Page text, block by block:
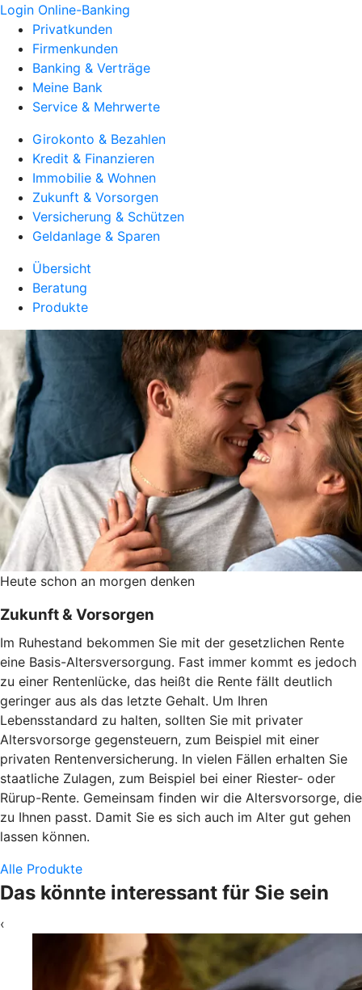
Login Online-Banking
Privatkunden
Firmenkunden
Banking & Verträge
Meine Bank
Service & Mehrwerte
Girokonto & Bezahlen
Kredit & Finanzieren
Immobilie & Wohnen
Zukunft & Vorsorgen
Versicherung & Schützen
Geldanlage & Sparen
Übersicht
Beratung
Produkte
Heute schon an morgen denken
Zukunft & Vorsorgen
Im Ruhestand bekommen Sie mit der gesetzlichen Rente
eine Basis-Altersversorgung. Fast immer kommt es jedoch
zu einer Rentenlücke, das heißt die Rente fällt deutlich
geringer aus als das letzte Gehalt. Um Ihren
Lebensstandard zu halten, sollten Sie mit privater
Altersvorsorge gegensteuern, zum Beispiel mit einer
privaten Rentenversicherung. In vielen Fällen erhalten Sie
staatliche Zulagen, zum Beispiel bei einer Riester- oder
Rürup-Rente. Gemeinsam finden wir die Altersvorsorge, die
zu Ihnen passt. Damit Sie es sich auch im Alter gut gehen
lassen können.
Alle Produkte
Das könnte interessant für Sie sein
‹